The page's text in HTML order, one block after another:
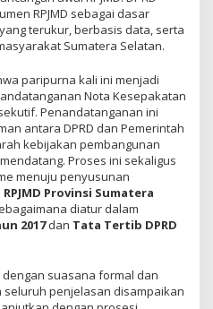
RPJMD sebagai dasar
terukur, berbasis data, serta
Sumatera Selatan.
paripurna kali ini menjadi
Nota Kesepakatan
Penandatanganan ini
antara DPRD dan Pemerintah
kebijakan pembangunan
Proses ini sekaligus
menuju penyusunan
Provinsi Sumatera
diatur dalam
2017dan Tata Tertib DPRD
suasana formal dan
penjelasan disampaikan